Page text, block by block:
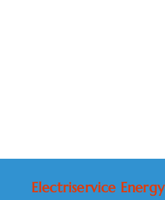
Electriservice Energy